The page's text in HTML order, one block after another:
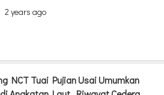
2 years ago
NCT Tuai Pujian Usai Umumkan